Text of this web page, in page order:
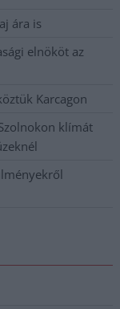
ára is
elnököt az
Karcagon
klímát